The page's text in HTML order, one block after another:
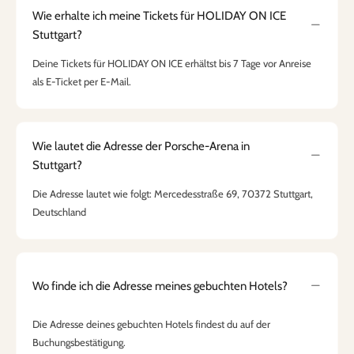
Wie erhalte ich meine Tickets für HOLIDAY ON ICE
Stuttgart?
Deine Tickets für HOLIDAY ON ICE erhältst bis 7 Tage vor Anreise
als E-Ticket per E-Mail.
Wie lautet die Adresse der Porsche-Arena in
Stuttgart?
Die Adresse lautet wie folgt: Mercedesstraße 69, 70372 Stuttgart,
Deutschland
Wo finde ich die Adresse meines gebuchten Hotels?
Die Adresse deines gebuchten Hotels findest du auf der
Buchungsbestätigung.